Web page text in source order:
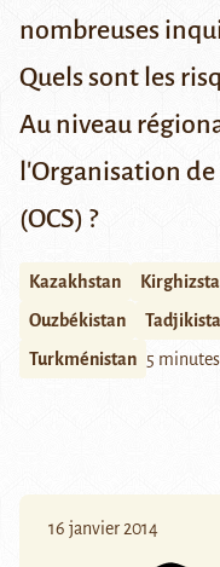
nombreuses
Quels sont les
Au niveau
l'Organisation
(OCS) ?
Kazakhstan
Ouzbékistan
Turkménistan 5 minutes
16 janvier 2014